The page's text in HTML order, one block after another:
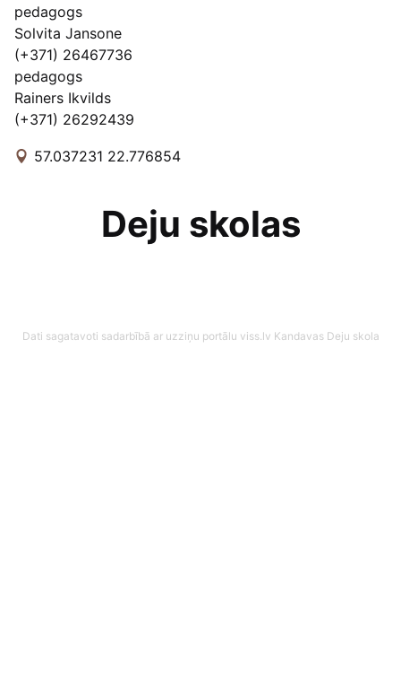
pedagogs
Solvita Jansone
(+371) 26467736
pedagogs
Rainers Ikvilds
(+371) 26292439
57.037231 22.776854
Deju skolas
Dati sagatavoti sadarbībā ar uzziņu portālu viss.lv Kandavas Deju skola